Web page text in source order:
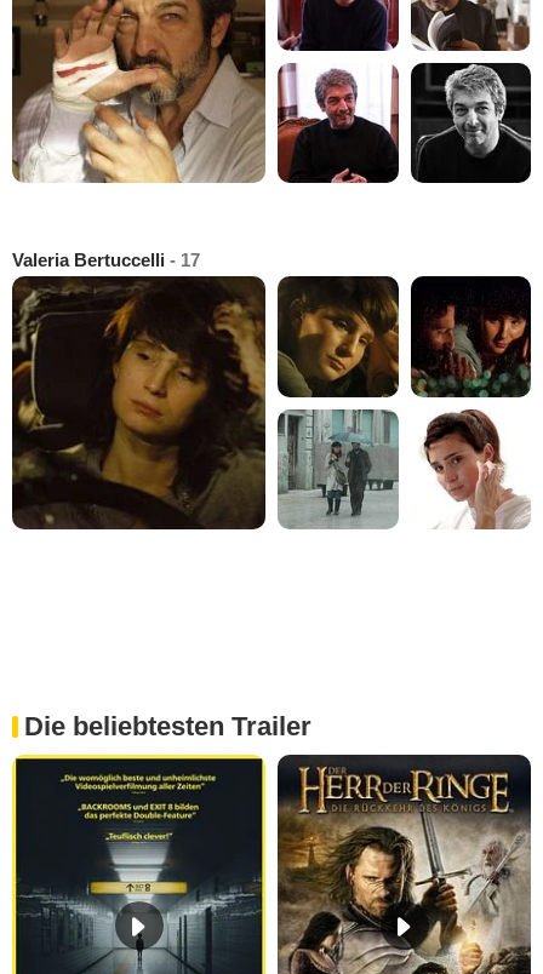
Valeria Bertuccelli - 17
Die beliebtesten Trailer